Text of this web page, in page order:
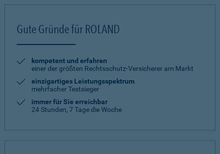
Gute Gründe für ROLAND
kompetent und erfahren
einer der größten Rechtsschutz-Versicherer am Markt
einzigartiges Leistungsspektrum
mehrfacher Testsieger
immer für Sie erreichbar
24 Stunden, 7 Tage die Woche